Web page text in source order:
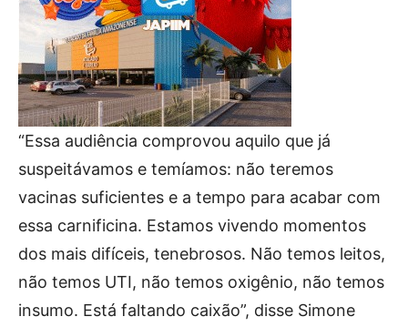
“Essa audiência comprovou aquilo que já
suspeitávamos e temíamos: não teremos
vacinas suficientes e a tempo para acabar com
essa carnificina. Estamos vivendo momentos
dos mais difíceis, tenebrosos. Não temos leitos,
não temos UTI, não temos oxigênio, não temos
insumo. Está faltando caixão”, disse Simone